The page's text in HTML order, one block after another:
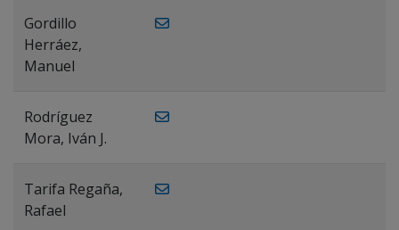
Gordillo
Herráez,
Manuel
Rodríguez
Mora, Iván J.
Tarifa Regaña,
Rafael